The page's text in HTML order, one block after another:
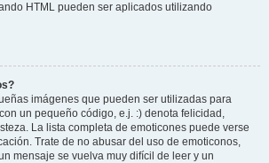
HTML pueden ser aplicados utilizando
imágenes que pueden ser utilizadas para
un pequeño código, e.j. :) denota felicidad,
La lista completa de emoticones puede verse
Trate de no abusar del uso de emoticonos,
mensaje se vuelva muy difícil de leer y un